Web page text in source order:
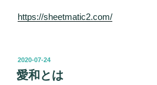
https://sheetmatic2.com/
投
稿
日:
2020-07-24
愛和とは